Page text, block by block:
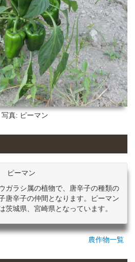
写真: ピーマン
ピーマン
ガラシ属の植物で、唐辛子の種類の
唐辛子の仲間となります。ピーマン
茨城県、宮崎県となっています。
農作物一覧